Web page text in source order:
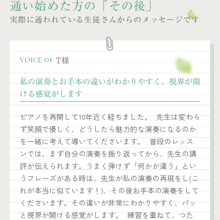
通い始めた方の「その後」
実際に通われている生徒さんからのメッセージです
VOICE01 T様
私の演奏とお手本の違いがわかりやすく、視界が開
ける感覚がします
ピアノを再開して10年近く経ちました。 先生は変わら
ず笑顔で優しく、どうしたら魅力的な演奏になるのか
を一緒に考えて導いてくださいます。 普段のレッス
ンでは、まず自分の演奏を振り返ってから、先生の講
評が伝えられます。うまく弾けず「何かが違う」とい
うフレーズがある時は、先生が私の演奏の再現をし(こ
れが本当に似ています！)、その後お手本の演奏をして
くださいます。その違いが非常にわかりやすく、パッ
と視界が開ける感覚がします。 練習を重ねて、つた